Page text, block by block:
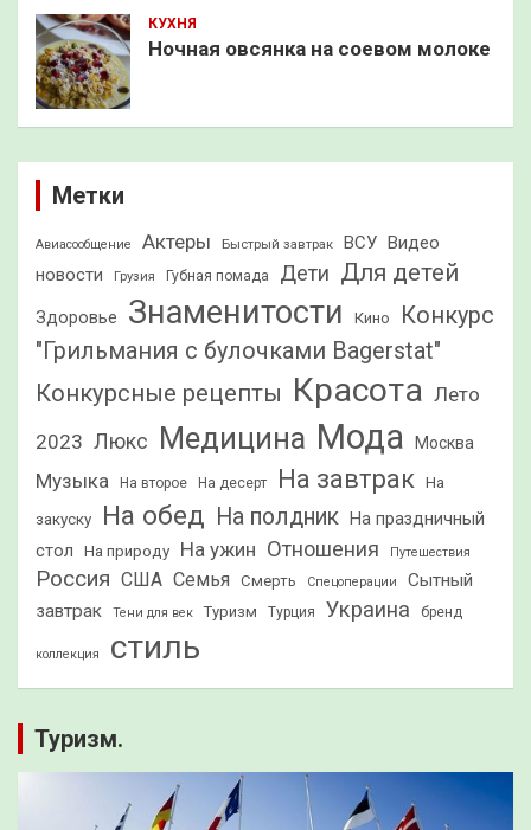
КУХНЯ
Ночная овсянка на соевом молоке
Метки
Авиасообщение Актеры Быстрый завтрак ВСУ Видео
новости
Грузия Губная помада Дети Для детей
Здоровье Знаменитости Кино
Конкурс
"Грильмания с булочками Bagerstat"
Конкурсные рецепты Красота Лето
2023 Люкс Медицина Мода Москва
Музыка На второе На десерт На завтрак На
закуску На обед На полдник На праздничный
стол
На природу На ужин Отношения Путешествия
Россия США Семья Смерть Спецоперации
Сытный
завтрак
Тени для век Туризм Турция Украина бренд
коллекция стиль
Туризм.